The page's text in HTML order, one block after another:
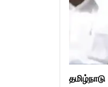
தமிழ்நாடு